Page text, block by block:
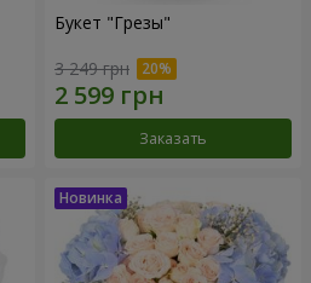
Букет "Грезы"
3 249 грн
Заказать